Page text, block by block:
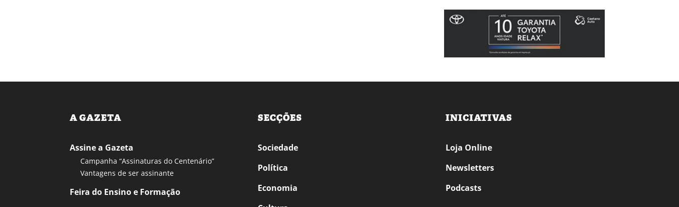
A GAZETA
Assine a Gazeta
Campanha “Assinaturas do Centenário”
Vantagens de ser assinante
Feira do Ensino e Formação
SECÇÕES
Sociedade
Política
Economia
INICIATIVAS
Loja Online
Newsletters
Podcasts